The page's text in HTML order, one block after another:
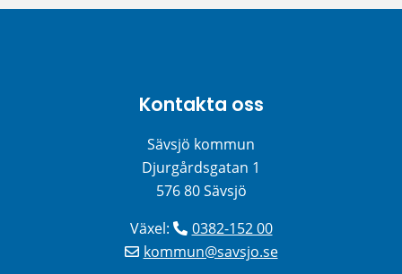
Kontakta oss
Sävsjö kommun
Djurgårdsgatan 1
576 80 Sävsjö
Växel:
0382-152 00
kommun@savsjo.se